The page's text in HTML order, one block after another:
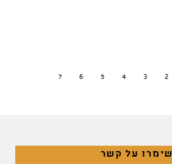
2
3
4
5
6
7
שימרו על קשר